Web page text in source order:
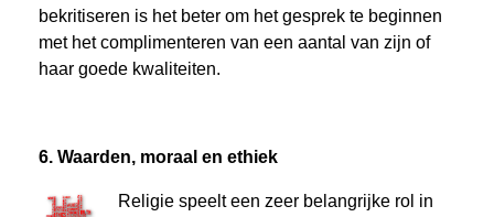
bekritiseren is het beter om het gesprek te beginnen
met het complimenteren van een aantal van zijn of
haar goede kwaliteiten.
6. Waarden, moraal en ethiek
Religie speelt een zeer belangrijke rol in